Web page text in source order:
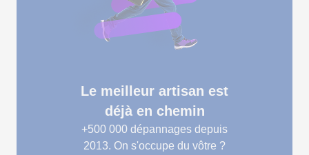
Le meilleur artisan est
déjà en chemin
+500 000 dépannages depuis
2013. On s'occupe du vôtre ?